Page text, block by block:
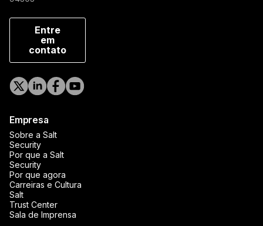
Entre
em
contato
Empresa
Sobre a Salt
Security
Por que a Salt
Security
Por que agora
Carreiras e Cultura
Salt
Trust Center
Sala de Imprensa